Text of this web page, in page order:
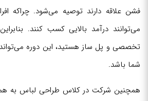
فشن علاقه دارند توصیه می‌شود. چراکه
می‌توانند درآمد بالایی کسب کنند.
تخصصی و پل ساز هستید، این دوره
شما باشد.
همچنین شرکت در کلاس طراحی لباس به